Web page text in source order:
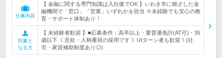
仕事内容
【 金融に関する専門知識は入社後でOK 】いわき市に根ざした金
融機関で「窓口」「営業」いずれかを担当 ※未経験でも安心の教
育・サポート体制あり！
対象と
なる方
【 未経験者歓迎 】■応募条件：高卒以上・要普通免許(AT可)・35
歳以下《 意欲・人柄重視の採用です 》UIターン者も歓迎！(社
宅・家賃補助制度あり◎)